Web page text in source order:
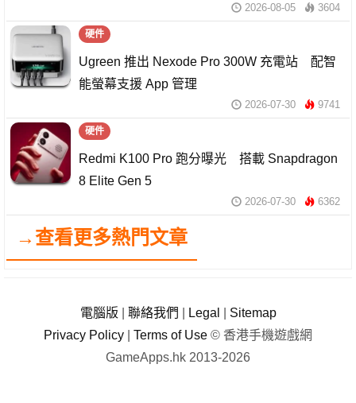
2026-08-05 3604
硬件
Ugreen 推出 Nexode Pro 300W 充電站 配智
能螢幕支援 App 管理
2026-07-30 9741
硬件
Redmi K100 Pro 跑分曝光 搭載 Snapdragon
8 Elite Gen 5
2026-07-30 6362
→查看更多熱門文章
電腦版 聯絡我們 Legal
Sitemap
Privacy Policy
Terms of Use © 香港手機遊戲網
GameApps.hk 2013-2026